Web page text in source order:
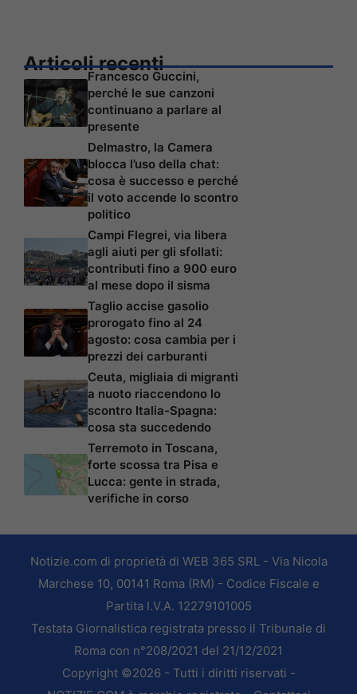
Articoli recenti
Francesco Guccini,
perché le sue canzoni
continuano a parlare al
presente
Delmastro, la Camera
blocca l’uso della chat:
cosa è successo e perché
il voto accende lo scontro
politico
Campi Flegrei, via libera
agli aiuti per gli sfollati:
contributi fino a 900 euro
al mese dopo il sisma
Taglio accise gasolio
prorogato fino al 24
agosto: cosa cambia per i
prezzi dei carburanti
Ceuta, migliaia di migranti
a nuoto riaccendono lo
scontro Italia-Spagna:
cosa sta succedendo
Terremoto in Toscana,
forte scossa tra Pisa e
Lucca: gente in strada,
verifiche in corso
Notizie.com di proprietà di WEB 365 SRL - Via Nicola
Marchese 10, 00141 Roma (RM) - Codice Fiscale e
Partita I.V.A. 12279101005
Testata Giornalistica registrata presso il Tribunale di
Roma con n°208/2021 del 21/12/2021
Copyright ©2026 - Tutti i diritti riservati -